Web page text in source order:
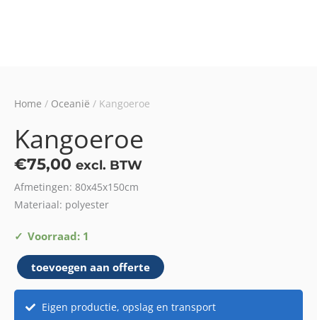
Home / Oceanië / Kangoeroe
Kangoeroe
€75,00 excl. BTW
Afmetingen: 80x45x150cm
Materiaal: polyester
Voorraad: 1
Kangoeroe
aantal
toevoegen aan offerte
Eigen productie, opslag en transport